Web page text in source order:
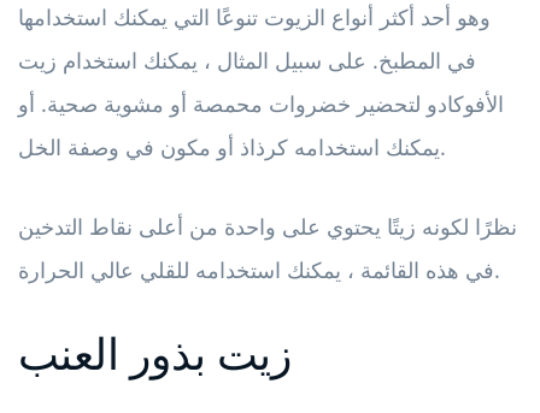
وهو أحد أكثر أنواع الزيوت تنوعًا التي يمكنك استخدامها
في المطبخ. على سبيل المثال ، يمكنك استخدام زيت
الأفوكادو لتحضير خضروات محمصة أو مشوية صحية. أو
يمكنك استخدامه كرذاذ أو مكون في وصفة الخل.
نظرًا لكونه زيتًا يحتوي على واحدة من أعلى نقاط التدخين
في هذه القائمة ، يمكنك استخدامه للقلي عالي الحرارة.
زيت بذور العنب